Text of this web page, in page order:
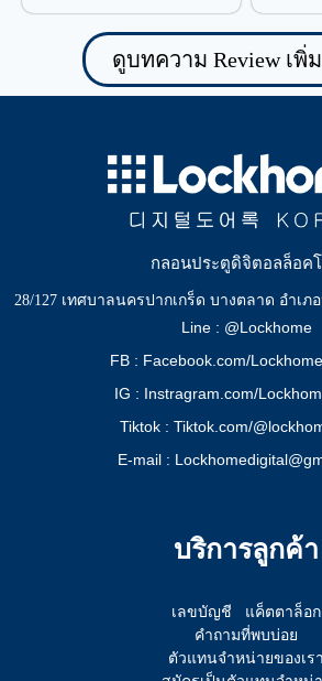
ป้องกัน
ดูบทความ Review เพิ่
กลอนประตูดิจิตอลล็อค
28/127 เทศบาลนครปากเกร็ด บางตลาด อำเภ
Line : @Lockhome
FB : Facebook.com/
IG : Instragram.com/
Tiktok : Tiktok.com/
E-mail :
บริการลูกค้า
เลขบัญชี
แค็ตตาล็อก
คำถามที่พบบ่อย
ตัวแทนจำหน่ายของเรา